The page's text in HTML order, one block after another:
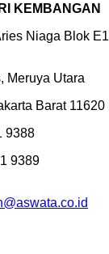
KEMBANGAN
Niaga Blok E1
Meruya Utara
Barat 11620
9388
9389